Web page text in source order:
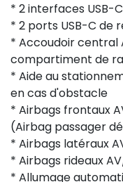
* 2 interfaces USB-
* 2 ports USB-C de
* Accoudoir central
compartiment de
* Aide au
en cas d'obstacle
* Airbags frontaux
(Airbag passager
* Airbags latéraux
* Airbags rideaux
* Allumage